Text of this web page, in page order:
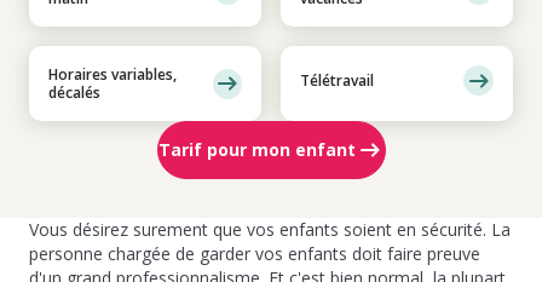
Horaires variables,
décalés
Télétravail
Tarif pour mon enfant
Vous désirez surement que vos enfants soient en sécurité. La
personne chargée de garder vos enfants doit faire preuve